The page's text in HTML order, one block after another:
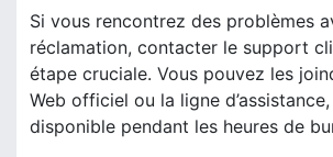
Si vous rencontrez des problèmes
réclamation, contacter le support
étape cruciale. Vous pouvez les
Web officiel ou la ligne
disponible pendant les heures de